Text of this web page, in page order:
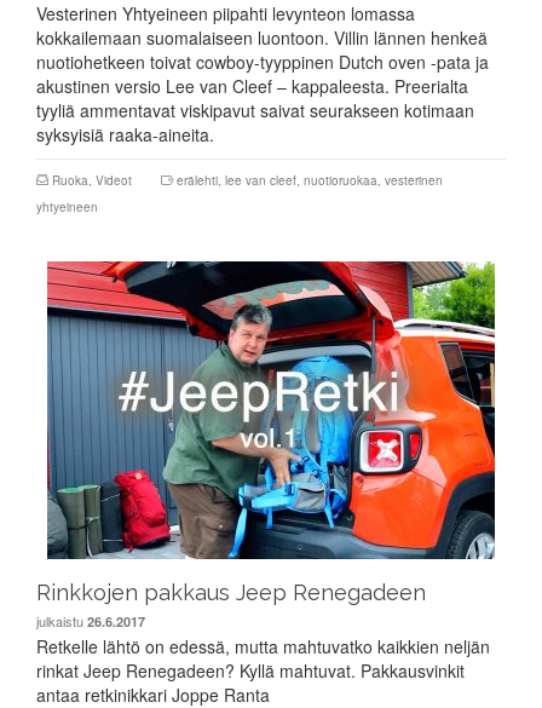
Vesterinen Yhtyeineen piipahti levynteon lomassa
kokkailemaan suomalaiseen luontoon. Villin lännen henkeä
nuotiohetkeen toivat cowboy-tyyppinen Dutch oven -pata ja
akustinen versio Lee van Cleef – kappaleesta. Preerialta
tyyliä ammentavat viskipavut saivat seurakseen kotimaan
syksyisiä raaka-aineita.
Ruoka, Videot erälehti, lee van cleef, nuotioruokaa, vesterinen
yhtyeineen
Rinkkojen pakkaus Jeep Renegadeen
julkaistu 26.6.2017
Retkelle lähtö on edessä, mutta mahtuvatko kaikkien neljän
rinkat Jeep Renegadeen? Kyllä mahtuvat. Pakkausvinkit
antaa retkinikkari Joppe Ranta